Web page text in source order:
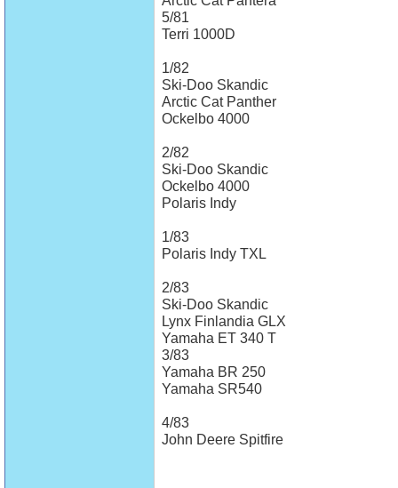
5/81
Terri 1000D
1/82
Ski-Doo Skandic
Arctic Cat Panther
Ockelbo 4000
2/82
Ski-Doo Skandic
Ockelbo 4000
Polaris Indy
1/83
Polaris Indy TXL
2/83
Ski-Doo Skandic
Lynx Finlandia GLX
Yamaha ET 340 T
3/83
Yamaha BR 250
Yamaha SR540
4/83
John Deere Spitfire